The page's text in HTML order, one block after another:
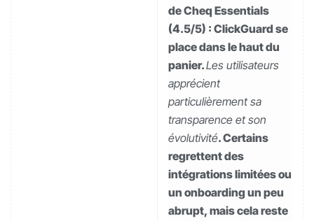
de Cheq Essentials
(4.5/5) : ClickGuard se
place dans le haut du
panier.Les utilisateurs
apprécient
particulièrement sa
transparence et son
évolutivité. Certains
regrettent des
intégrations limitées ou
un onboarding un peu
abrupt, mais cela reste